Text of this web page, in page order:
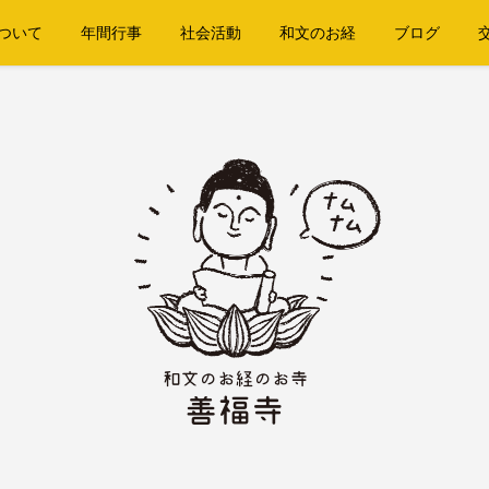
いて 年間行事 社会活動 和文のお経 ブログ